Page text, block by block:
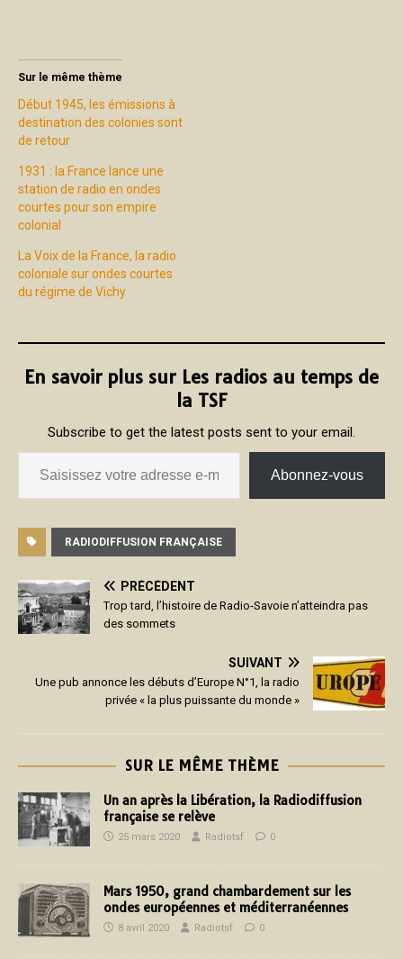
Sur le même thème
Début 1945, les émissions à
destination des colonies sont
de retour
1931 : la France lance une
station de radio en ondes
courtes pour son empire
colonial
La Voix de la France, la radio
coloniale sur ondes courtes
du régime de Vichy
En savoir plus sur Les radios au temps de
la TSF
Subscribe to get the latest posts sent to your email.
Abonnez-vous
RADIODIFFUSION FRANÇAISE
PRÉCÉDENT
Trop tard, l’histoire de Radio-Savoie n’atteindra pas
des sommets
SUIVANT
Une pub annonce les débuts d’Europe N°1, la radio
privée « la plus puissante du monde »
SUR LE MÊME THÈME
Un an après la Libération, la Radiodiffusion
française se relève
25 mars 2020 Radiotsf 0
Mars 1950, grand chambardement sur les
ondes européennes et méditerranéennes
8 avril 2020 Radiotsf 0